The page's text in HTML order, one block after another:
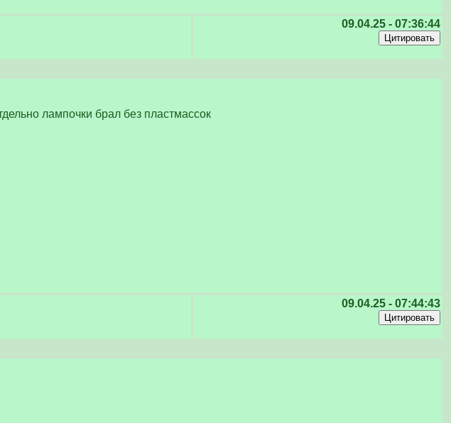
09.04.25 - 07:36:44
лампочки брал без пластмассок
09.04.25 - 07:44:43